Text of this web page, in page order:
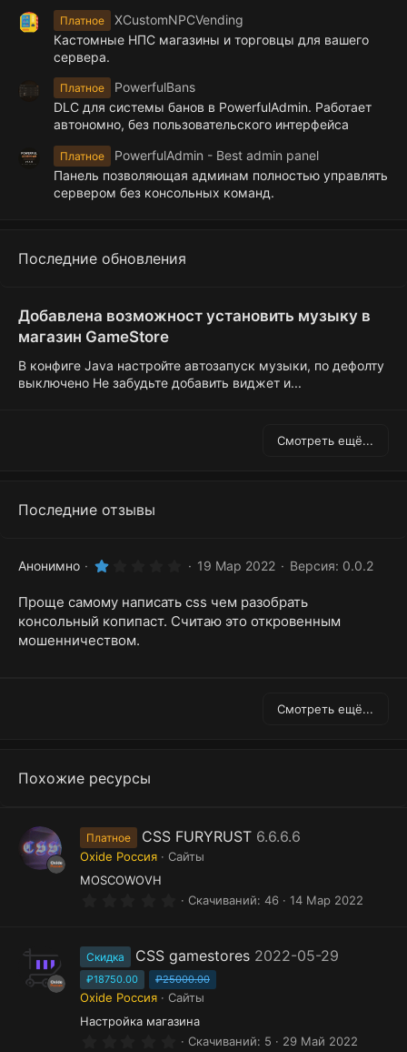
Платное
XCustomNPCVending
Кастомные НПС магазины и торговцы для вашего
сервера.
Платное
PowerfulBans
DLC для системы банов в PowerfulAdmin. Работает
автономно, без пользовательского интерфейса
Платное
PowerfulAdmin - Best admin panel
Панель позволяющая админам полностью управлять
сервером без консольных команд.
Последние обновления
Добавлена возможност установить музыку в
магазин GameStore
В конфиге Java настройте автозапуск музыки, по дефолту
выключено Не забудьте добавить виджет и...
Смотреть ещё...
Последние отзывы
Анонимно
0
з
в
19 Мар 2022 Версия: 0.0.2
Проще самому написать css чем разобрать
консольный копипаст. Считаю это откровенным
мошенничеством.
Смотреть ещё...
Похожие ресурсы
Платное CSS FURYRUST 6.6.6.6
Oxide Россия
Сайты
MOSCOWOVH
0
з
в
ё
з
Скачиваний 46 14 Мар 2022
Скидка CSS gamestores 2022-05-29
₽18750.00 ₽25000.00
Oxide Россия
Сайты
Настройка магазина
0 Скачиваний 5 29 Май 2022